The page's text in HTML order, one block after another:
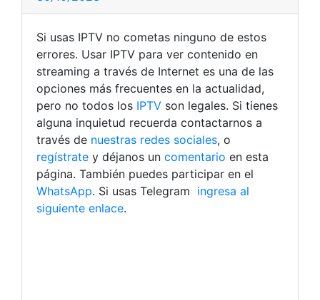
Si usas IPTV no cometas ninguno de estos
errores. Usar IPTV para ver contenido en
streaming a través de Internet es una de las
opciones más frecuentes en la actualidad,
pero no todos los IPTV son legales. Si tienes
alguna inquietud recuerda contactarnos a
través de nuestras redes sociales, o
regístrate y déjanos un comentario en esta
página. También puedes participar en el
WhatsApp. Si usas Telegram ingresa al
siguiente enlace.